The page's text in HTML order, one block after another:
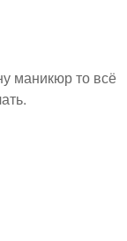
маникюр то всё